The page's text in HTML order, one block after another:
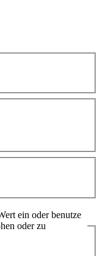
ein oder benutze
oder zu